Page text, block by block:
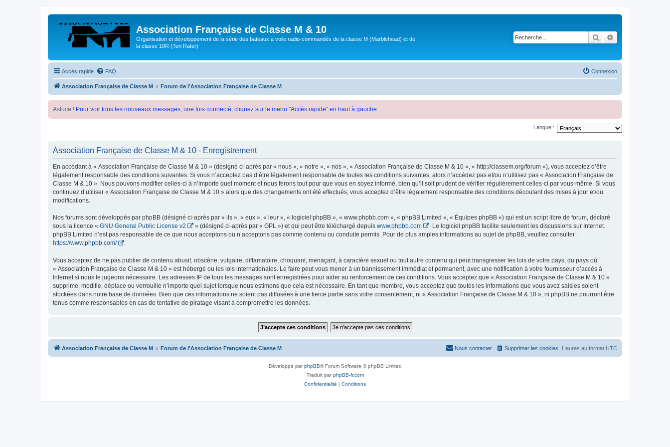
Association Française de Classe M & 10
Organisation et développement de la série des bateaux à voile radio-commandés de la classe M (Marblehead) et de
la classe 10R (Ten Rater)
Rechercher
Accès rapide FAQ Connexion
Association Française de Classe M Forum de l'Association Française de Classe M
Astuce ! Pour voir tous les nouveaux messages, une fois connecté, cliquez sur le menu "Accès rapide" en haut à gauche
Langue :
Association Française de Classe M & 10 - Enregistrement
En accédant à « Association Française de Classe M & 10 » (désigné ci-après par « nous », « notre », « nos », « Association Française de Classe M & 10 », « http://classem.org/forum »), vous acceptez d’être
légalement responsable des conditions suivantes. Si vous n’acceptez pas d’être légalement responsable de toutes les conditions suivantes, alors n’accédez pas et/ou n’utilisez pas « Association Française de
Classe M & 10 ». Nous pouvons modifier celles-ci à n’importe quel moment et nous ferons tout pour que vous en soyez informé, bien qu’il soit prudent de vérifier régulièrement celles-ci par vous-même. Si vous
continuez d’utiliser « Association Française de Classe M & 10 » alors que des changements ont été effectués, vous acceptez d’être légalement responsable des conditions découlant des mises à jour et/ou
modifications.
Nos forums sont développés par phpBB (désigné ci-après par « ils », « eux », « leur », « logiciel phpBB », « www.phpbb.com », « phpBB Limited », « Équipes phpBB ») qui est un script libre de forum, déclaré
sous la licence « GNU General Public License v2 » (désigné ci-après par « GPL ») et qui peut être téléchargé depuis www.phpbb.com
. Le logiciel phpBB facilite seulement les discussions sur Internet.
phpBB Limited n’est pas responsable de ce que nous acceptons ou n’acceptons pas comme contenu ou conduite permis. Pour de plus amples informations au sujet de phpBB, veuillez consulter :
https://www.phpbb.com/
.
Vous acceptez de ne pas publier de contenu abusif, obscène, vulgaire, diffamatoire, choquant, menaçant, à caractère sexuel ou tout autre contenu qui peut transgresser les lois de votre pays, du pays où
« Association Française de Classe M & 10 » est hébergé ou les lois internationales. Le faire peut vous mener à un bannissement immédiat et permanent, avec une notification à votre fournisseur d’accès à
Internet si nous le jugeons nécessaire. Les adresses IP de tous les messages sont enregistrées pour aider au renforcement de ces conditions. Vous acceptez que « Association Française de Classe M & 10 »
supprime, modifie, déplace ou verrouille n’importe quel sujet lorsque nous estimons que cela est nécessaire. En tant que membre, vous acceptez que toutes les informations que vous avez saisies soient
stockées dans notre base de données. Bien que ces informations ne soient pas diffusées à une tierce partie sans votre consentement, ni « Association Française de Classe M & 10 », ni phpBB ne pourront être
tenus comme responsables en cas de tentative de piratage visant à compromettre les données.
Association Française de Classe M Forum de l'Association Française de Classe M Heures au format UTC
Supprimer les cookies
Nous contacter
Développé parphpBB® Forum Software © phpBB Limited
Traduit parphpBB-fr.com
Confidentialité | Conditions